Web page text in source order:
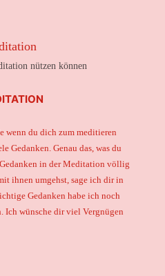
nützen können
wenn du dich zum meditieren
Gedanken. Genau das, was du
in der Meditation völlig
ihnen umgehst, sage ich dir in
Gedanken habe ich noch
Ich wünsche dir viel Vergnügen